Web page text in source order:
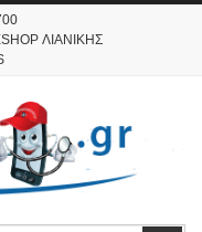
ΛΙΑΝΙΚΗΣ